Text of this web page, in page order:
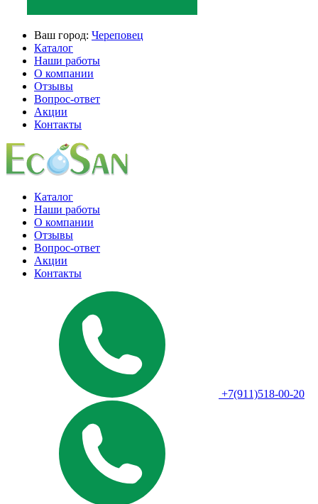
Ваш город: Череповец
Каталог
Наши работы
О компании
Отзывы
Вопрос-ответ
Акции
Контакты
Каталог
Наши работы
О компании
Отзывы
Вопрос-ответ
Акции
Контакты
+7(911)518-00-20